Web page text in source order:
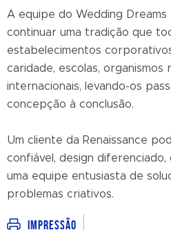
A equipe do Wedding Dreams
continuar uma tradição que
estabelecimentos
caridade, escolas, organismos
internacionais, levando-os
concepção à conclusão.
Um cliente da Renaissance
confiável, design
uma equipe entusiasta de
problemas criativos.
Impressão